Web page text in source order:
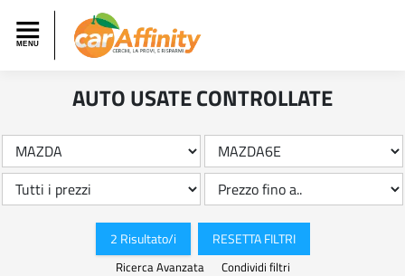
AUTO USATE CONTROLLATE
2 Risultato/i RESETTA FILTRI
Ricerca Avanzata Condividi filtri